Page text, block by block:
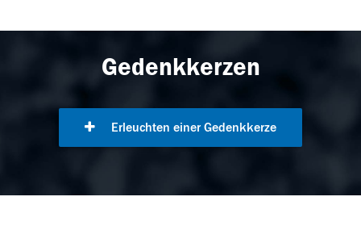
Gedenkkerzen
Erleuchten einer Gedenkkerze